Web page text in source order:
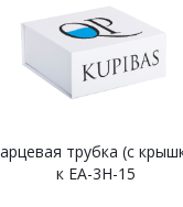
трубка (с
к EA-3Н-15